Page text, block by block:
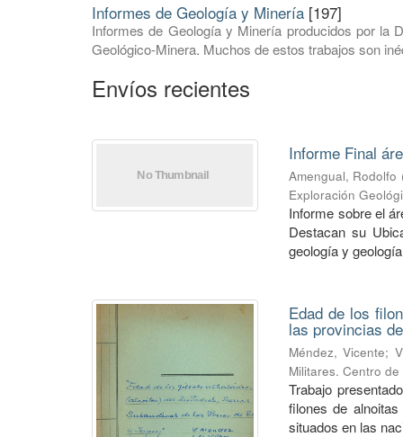
Informes de Geología y Minería [197]
Informes de Geología y Minería producidos por la
Geológico-Minera. Muchos de estos trabajos son
Envíos recientes
Informe Final
Amengual, Rodolfo
Exploración
Informe sobre el
Destacan su
geología y
Edad de los
las provincias
Méndez, Vicente;
Militares. Centro
Trabajo
filones de
situados en las